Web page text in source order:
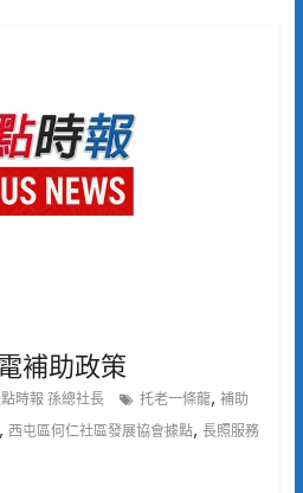
補助政策
時報 孫總社長 托老一條龍, 補助
, 西屯區何仁社區發展協會據點, 長照服務